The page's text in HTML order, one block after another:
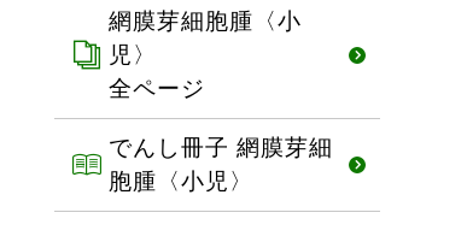
網膜芽細胞腫〈小
児〉
全ページ
でんし冊子 網膜芽細
胞腫〈小児〉